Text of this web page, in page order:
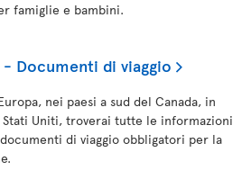
famiglie e bambini.
Documenti di viaggio
nei paesi a sud del Canada, in
Stati Uniti, troverai tutte le informazioni
di viaggio obbligatori per la